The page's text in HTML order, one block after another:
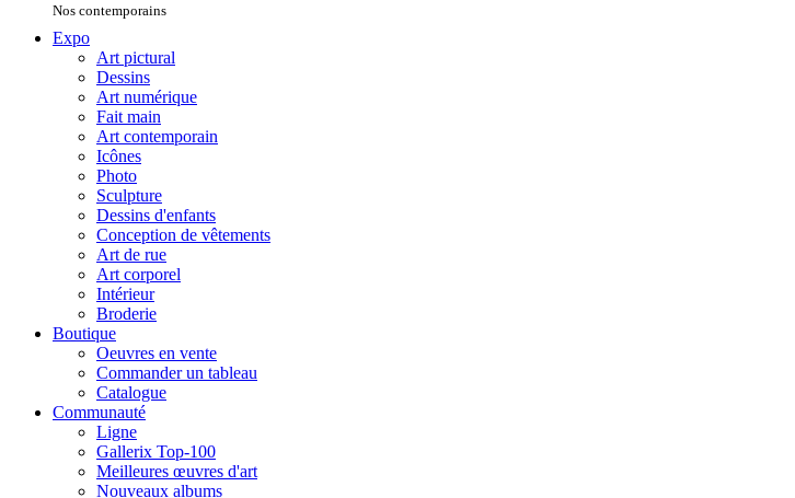
Nos contemporains
Expo
Art pictural
Dessins
Art numérique
Fait main
Art contemporain
Icônes
Photo
Sculpture
Dessins d'enfants
Conception de vêtements
Art de rue
Art corporel
Intérieur
Broderie
Boutique
Oeuvres en vente
Commander un tableau
Catalogue
Communauté
Ligne
Gallerix Top-100
Meilleures œuvres d'art
Nouveaux albums